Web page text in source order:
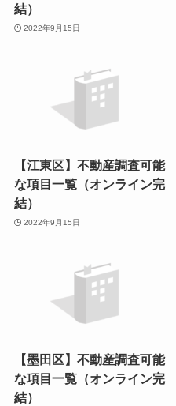
結）
2022年9月15日
【江東区】不動産調査可能
な項目一覧（オンライン完
結）
2022年9月15日
【墨田区】不動産調査可能
な項目一覧（オンライン完
結）